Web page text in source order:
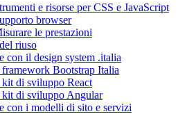
e risorse per CSS e JavaScript
browser
le prestazioni
riuso
con il design system .italia
Bootstrap Italia
di sviluppo React
di sviluppo Angular
con i modelli di sito e servizi